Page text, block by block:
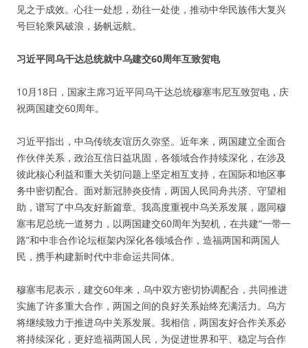
见之于成效。心往一处想，劲往一处使，推动中华民族伟大复兴
号巨轮乘风破浪，扬帆远航。
习近平同乌干达总统就中乌建交60周年互致贺电
10月18日，国家主席习近平同乌干达总统穆塞韦尼互致贺电，庆
祝两国建交60周年。
习近平指出，中乌传统友谊历久弥坚。近年来，两国建立全面合
作伙伴关系，政治互信日益巩固，各领域合作持续深化，在涉及
彼此核心利益和重大关切问题上坚定相互支持，在国际和地区事
务中密切配合。面对新冠肺炎疫情，两国人民同舟共济、守望相
助，谱写了中乌友好新篇章。我高度重视中乌关系发展，愿同穆
塞韦尼总统一道努力，以两国建交60周年为契机，在共建“一带一
路”和中非合作论坛框架内深化各领域合作，造福两国和两国人
民，携手构建新时代中非命运共同体。
穆塞韦尼表示，建交60年来，乌中双方密切协调配合，共同推进
实施了许多重大合作，两国之间的良好关系始终充满活力。乌方
将继续致力于推进乌中关系发展。我相信，两国友好合作关系必
将持续深化，更好造福两国人民，为促进世界和平、稳定与合作